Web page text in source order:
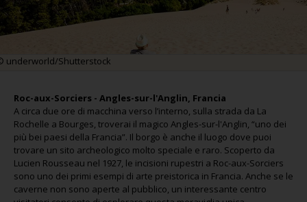
underworld/Shutterstock
Roc-aux-Sorciers - Angles-sur-l'Anglin, Francia
A circa due ore di macchina verso l’interno, sulla strada da La
Rochelle a Bourges, troverai il magico Angles-sur-l'Anglin, “uno dei
più bei paesi della Francia”. Il borgo è anche il luogo dove puoi
trovare un sito archeologico molto speciale e raro. Scoperto da
Lucien Rousseau nel 1927, le incisioni rupestri a Roc-aux-Sorciers
sono uno dei primi esempi di arte preistorica in Francia. Anche se le
caverne non sono aperte al pubblico, un interessante centro